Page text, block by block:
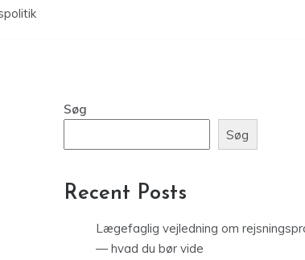
Søg
Søg
Recent Posts
Lægefaglig vejledning om
— hvad du bør vide